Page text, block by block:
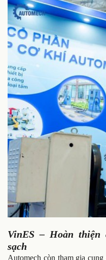
VinES – Hoàn
sạch
Automech còn tham gia